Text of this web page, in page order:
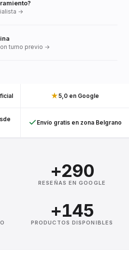
→
turno previo →
★5,0 en Google
Envío gratis en zona Belgrano
+290
RESEÑAS EN GOOGLE
+145
PRODUCTOS DISPONIBLES